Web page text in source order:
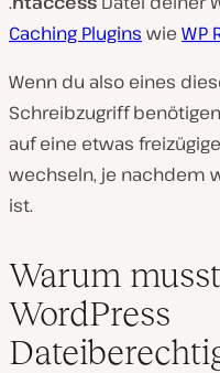
Caching Plugins wie WP
Wenn du also eines
Schreibzugriff
auf eine etwas
wechseln, je nachdem
ist.
Warum
WordPress